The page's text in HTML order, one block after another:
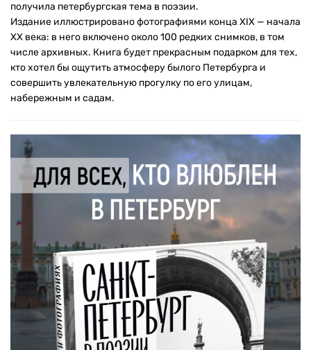
получила петербургская тема в поэзии.
Издание иллюстрировано фотографиями конца XIX — начала
ХХ века: в него включено около 100 редких снимков, в том
числе архивных. Книга будет прекрасным подарком для тех,
кто хотел бы ощутить атмосферу былого Петербурга и
совершить увлекательную прогулку по его улицам,
набережным и садам.